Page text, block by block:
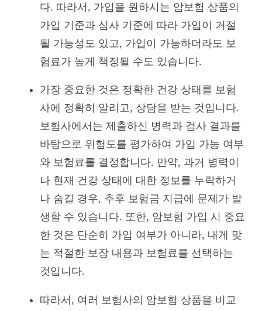
다. 따라서, 가입을 원하시는 암보험 상품의
가입 기준과 심사 기준에 따라 가입이 거절
될 가능성도 있고, 가입이 가능하더라도 보
험료가 높게 책정될 수도 있습니다.
가장 중요한 것은 정확한 건강 상태를 보험
사에 정확히 알리고, 상담을 받는 것입니다.
보험사에서는 제출하신 병력과 검사 결과를
바탕으로 위험도를 평가하여 가입 가능 여부
와 보험료를 결정합니다. 만약, 과거 병력이
나 현재 건강 상태에 대한 정보를 누락하거
나 숨길 경우, 추후 보험금 지급에 문제가 발
생할 수 있습니다. 또한, 암보험 가입 시 중요
한 것은 단순히 가입 여부가 아니라, 내게 맞
는 적절한 보장 내용과 보험료를 선택하는
것입니다.
따라서, 여러 보험사의 암보험 상품을 비교